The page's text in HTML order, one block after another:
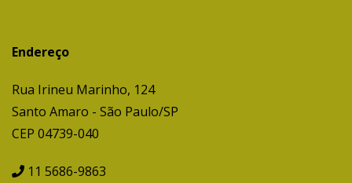
Endereço
Rua Irineu Marinho, 124
Santo Amaro - São Paulo/SP
CEP 04739-040
11 5686-9863